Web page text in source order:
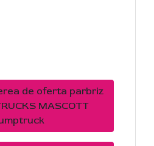
de oferta parbriz
MASCOTT